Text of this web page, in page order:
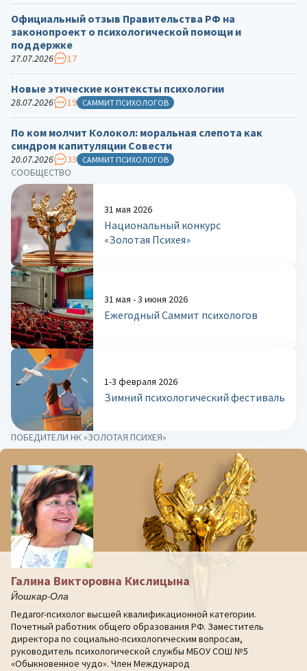
СООБЩЕСТВО
31 мая 2026
Национальный конкурс
«Золотая Психея»
31 мая - 3 июня 2026
Ежегодный Саммит психологов
1-3 февраля 2026
Зимний психологический фестиваль
Официальный отзыв Правительства РФ на
законопроект о психологической помощи и
поддержке
27.07.2026 17
Новые этические контексты психологии
28.07.2026 19 САММИТ ПСИХОЛОГОВ
По ком молчит Колокол: моральная слепота как
синдром капитуляции Совести
20.07.2026 33 САММИТ ПСИХОЛОГОВ
ПОБЕДИТЕЛИ НК «ЗОЛОТАЯ ПСИХЕЯ»
Галина Викторовна Кислицына
Йошкар-Ола
Педагог-психолог высшей квалификационной категории.
Почетный работник общего образования РФ. Заместитель
директора по социально-психологическим вопросам,
руководитель психологической службы МБОУ СОШ №5
«Обыкновенное чудо». Член Международ